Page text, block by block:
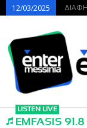
12/03/2025
EMFASIS 91.8
LISTEN LIVE